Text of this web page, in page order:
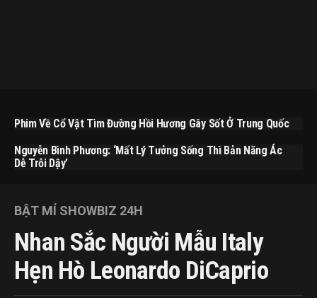
Phim Về Cổ Vật Tìm Đường Hồi Hương Gây Sốt Ở Trung Quốc
Nguyễn Bình Phương: ‘Mất Lý Tưởng Sống Thì Bản Năng Ác
Dễ Trỗi Dậy’
BẬT MÍ SHOWBIZ 24H
Nhan Sắc Người Mẫu Italy
Hẹn Hò Leonardo DiCaprio